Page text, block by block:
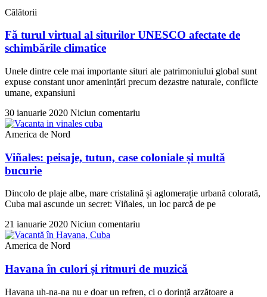
Călătorii
Fă turul virtual al siturilor UNESCO afectate de
schimbările climatice
Unele dintre cele mai importante situri ale patrimoniului global sunt
expuse constant unor amenințări precum dezastre naturale, conflicte
umane, expansiuni
30 ianuarie 2020 Niciun comentariu
America de Nord
Viñales: peisaje, tutun, case coloniale și multă
bucurie
Dincolo de plaje albe, mare cristalină și aglomerație urbană colorată,
Cuba mai ascunde un secret: Viñales, un loc parcă de pe
21 ianuarie 2020 Niciun comentariu
America de Nord
Havana în culori și ritmuri de muzică
Havana uh-na-na nu e doar un refren, ci o dorință arzătoare a